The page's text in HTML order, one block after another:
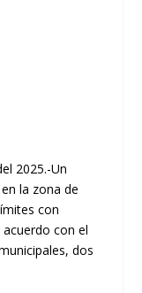
2025.-Un
la zona de
con
con el
dos